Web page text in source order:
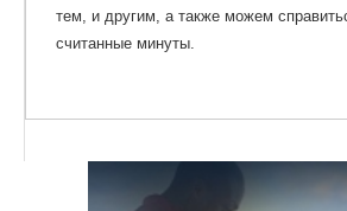
тем, и другим, а также можем
считанные минуты.